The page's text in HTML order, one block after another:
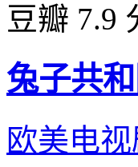
豆瓣 7.9
兔子共
欧美电视